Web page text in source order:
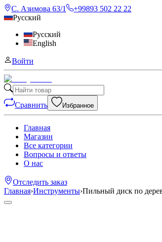
С. Азимова 63/1
+99893 502 22 22
Русский
Русский
English
Войти
Сравнить Избранное
Главная
Магазин
Все категории
Вопросы и ответы
О нас
Отследить заказ
Главная›Инструменты›Пильный диск по